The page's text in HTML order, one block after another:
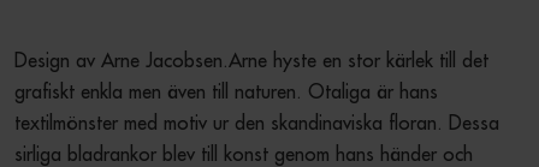
Design av Arne Jacobsen.Arne hyste en stor kärlek till det
grafiskt enkla men även till naturen. Otaliga är hans
textilmönster med motiv ur den skandinaviska floran. Dessa
sirliga bladrankor blev till konst genom hans händer och